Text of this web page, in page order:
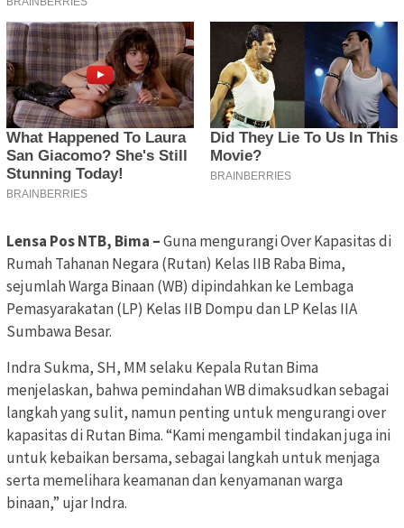
Lensa Pos NTB, Bima –Guna mengurangi Over Kapasitas di
Rumah Tahanan Negara (Rutan) Kelas IIB Raba Bima,
sejumlah Warga Binaan (WB) dipindahkan ke Lembaga
Pemasyarakatan (LP) Kelas IIB Dompu dan LP Kelas IIA
Sumbawa Besar.
Indra Sukma, SH, MM selaku Kepala Rutan Bima
menjelaskan, bahwa pemindahan WB dimaksudkan sebagai
langkah yang sulit, namun penting untuk mengurangi over
kapasitas di Rutan Bima. “Kami mengambil tindakan juga ini
untuk kebaikan bersama, sebagai langkah untuk menjaga
serta memelihara keamanan dan kenyamanan warga
binaan,” ujar Indra.